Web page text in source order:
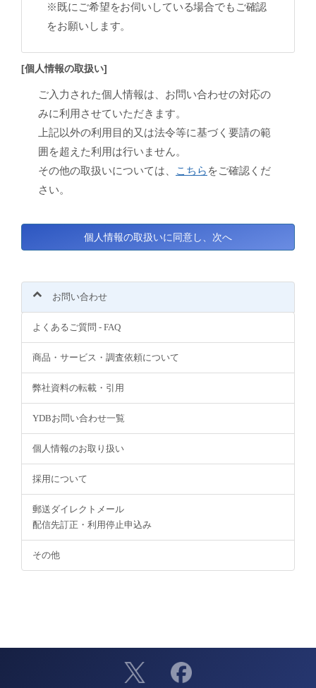
※既にご希望をお伺いしている場合でもご確認
をお願いします。
[個人情報の取扱い]
ご入力された個人情報は、お問い合わせの対応の
みに利用させていただきます。
上記以外の利用目的又は法令等に基づく要請の範
囲を超えた利用は行いません。
その他の取扱いについては、
こちら をご確認くだ
さい。
お問い合わせ
よくあるご質問 - FAQ
商品・サービス・調査依頼について
弊社資料の転載・引用
YDBお問い合わせ一覧
個人情報のお取り扱い
採用について
郵送ダイレクトメール
配信先訂正・利用停止申込み
その他